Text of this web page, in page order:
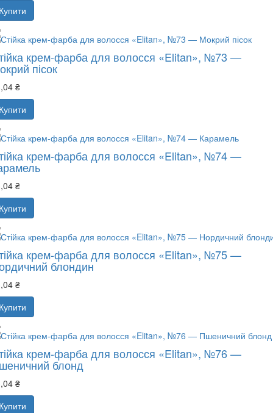
крем-фарба для волосся «Elitan», №73 —
пісок
₴
крем-фарба для волосся «Elitan», №74 —
₴
крем-фарба для волосся «Elitan», №75 —
блондин
₴
крем-фарба для волосся «Elitan», №76 —
блонд
₴